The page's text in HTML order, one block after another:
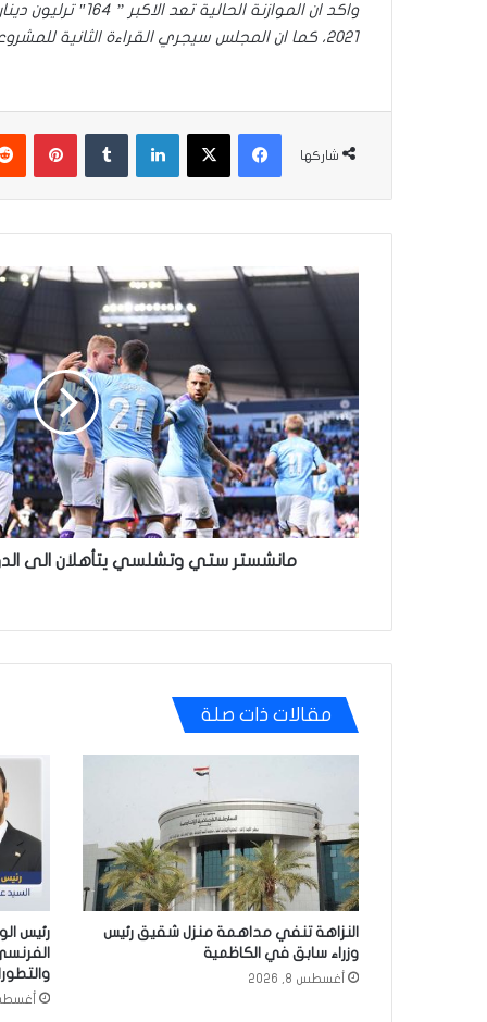
2021، كما ان المجلس سيجري القراءة الثانية للمشروع يوم غد الاثنين.
شاركها
فيسبوك
‫X لينكدإن
مانشستر
الرابع
من
كأس
الاتحاد
مانشستر ستي وتشلسي يتأهلان الى الدور
مقالات ذات صلة
النزاهة تنفي مداهمة منزل شقيق رئيس
وزراء سابق في الكاظمية
أغسطس 8, 2026
رئيس
أغسطس 8,